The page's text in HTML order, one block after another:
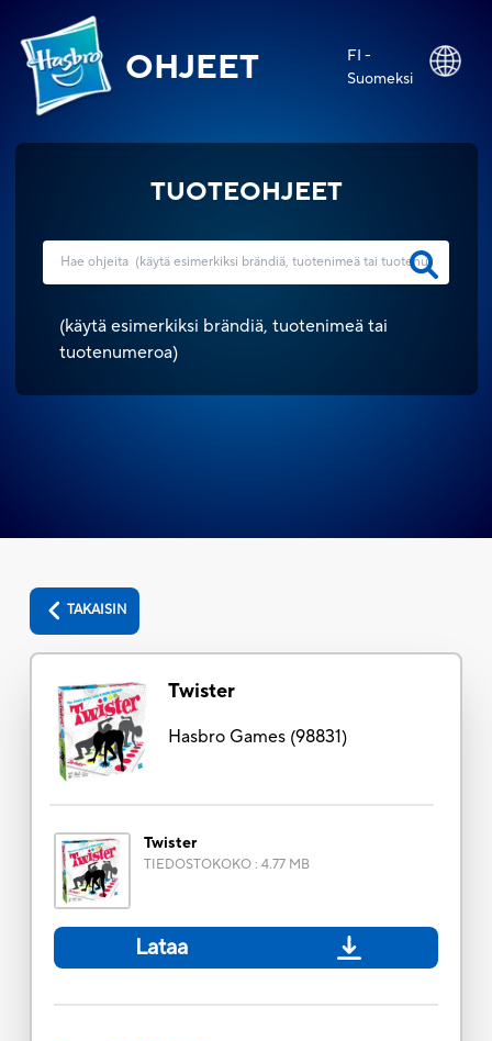
OHJEET
FI -
Suomeksi
TUOTEOHJEET
(käytä esimerkiksi brändiä, tuotenimeä tai
tuotenumeroa)
TAKAISIN
Twister
Hasbro Games(98831)
Twister
TIEDOSTOKOKO: 4.77 MB
Lataa